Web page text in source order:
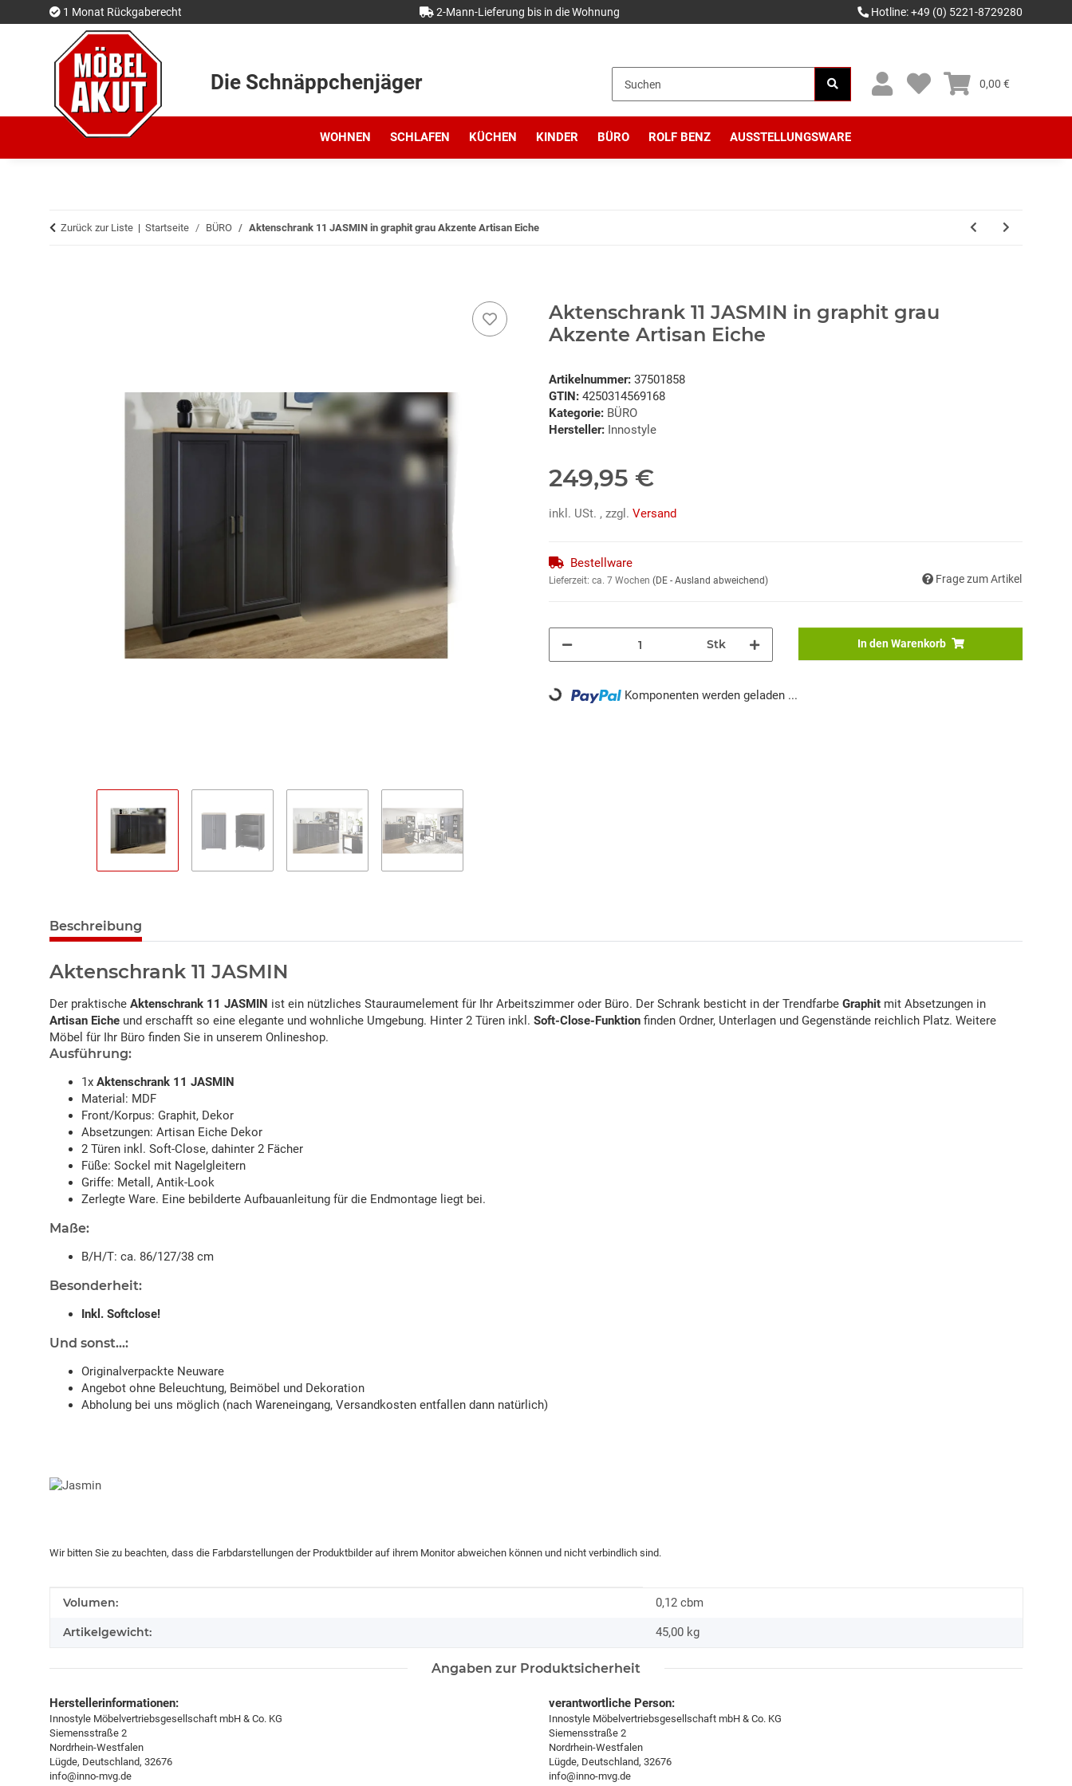
1 Monat Rückgaberecht 2-Mann-Lieferung bis in die Wohnung Hotline: +49 (0) 5221-8729280
Die Schnäppchenjäger 0,00 €
WOHNEN SCHLAFEN KÜCHEN KINDER BÜRO ROLF BENZ AUSSTELLUNGSWARE
Zurück zur Liste Startseite BÜRO Aktenschrank 11 JASMIN in graphit grau Akzente Artisan Eiche
Aktenschrank 11 JASMIN in graphit grau
Akzente Artisan Eiche
Artikelnummer: 37501858
GTIN: 4250314569168
Kategorie: BÜRO
Hersteller: Innostyle
249,95 €
inkl. USt. , zzgl. Versand
Bestellware
Lieferzeit: ca. 7 Wochen (DE - Ausland abweichend) Frage zum Artikel
Stk In den Warenkorb
Loading... Komponenten werden geladen ...
Beschreibung
Aktenschrank 11 JASMIN
Der praktische Aktenschrank 11 JASMIN ist ein nützliches Stauraumelement für Ihr Arbeitszimmer oder Büro. Der Schrank besticht in der Trendfarbe Graphit mit Absetzungen in
Artisan Eiche und erschafft so eine elegante und wohnliche Umgebung. Hinter 2 Türen inkl. Soft-Close-Funktion finden Ordner, Unterlagen und Gegenstände reichlich Platz. Weitere
Möbel für Ihr Büro finden Sie in unserem Onlineshop.
Ausführung:
1x Aktenschrank 11 JASMIN
Material: MDF
Front/Korpus: Graphit, Dekor
Absetzungen: Artisan Eiche Dekor
2 Türen inkl. Soft-Close, dahinter 2 Fächer
Füße: Sockel mit Nagelgleitern
Griffe: Metall, Antik-Look
Zerlegte Ware. Eine bebilderte Aufbauanleitung für die Endmontage liegt bei.
Maße:
B/H/T: ca. 86/127/38 cm
Besonderheit:
Inkl. Softclose!
Und sonst...:
Originalverpackte Neuware
Angebot ohne Beleuchtung, Beimöbel und Dekoration
Abholung bei uns möglich (nach Wareneingang, Versandkosten entfallen dann natürlich)
Wir bitten Sie zu beachten, dass die Farbdarstellungen der Produktbilder auf ihrem Monitor abweichen können und nicht verbindlich sind.
Produkteigenschaft
Wert
Volumen: 0,12 cbm
Artikelgewicht: 45,00 kg
Angaben zur Produktsicherheit
Herstellerinformationen:
Innostyle Möbelvertriebsgesellschaft mbH & Co. KG
Siemensstraße 2
Nordrhein-Westfalen
Lügde, Deutschland, 32676
info@inno-mvg.de
verantwortliche Person:
Innostyle Möbelvertriebsgesellschaft mbH & Co. KG
Siemensstraße 2
Nordrhein-Westfalen
Lügde, Deutschland, 32676
info@inno-mvg.de